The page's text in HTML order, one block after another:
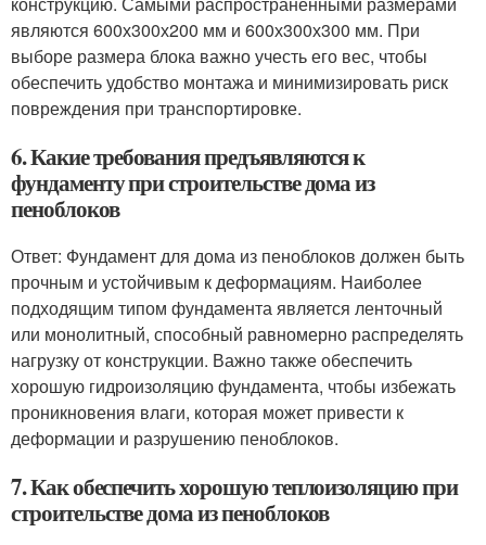
являются 600х300х200 мм и 600х300х300 мм. При
выборе размера блока важно учесть его вес, чтобы
обеспечить удобство монтажа и минимизировать риск
повреждения при транспортировке.
6. Какие требования предъявляются к
фундаменту при строительстве дома из
пеноблоков
Ответ: Фундамент для дома из пеноблоков должен быть
прочным и устойчивым к деформациям. Наиболее
подходящим типом фундамента является ленточный
или монолитный, способный равномерно распределять
нагрузку от конструкции. Важно также обеспечить
хорошую гидроизоляцию фундамента, чтобы избежать
проникновения влаги, которая может привести к
деформации и разрушению пеноблоков.
7. Как обеспечить хорошую теплоизоляцию при
строительстве дома из пеноблоков